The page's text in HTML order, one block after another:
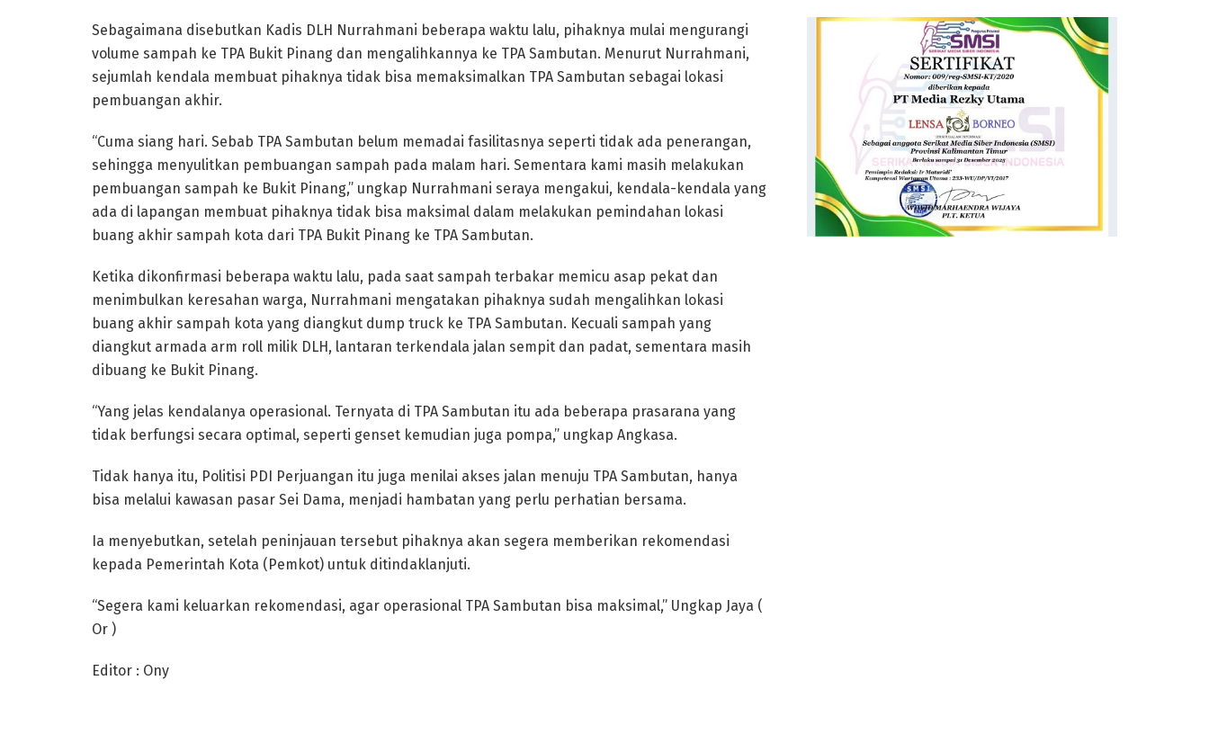
Sebagaimana disebutkan Kadis DLH Nurrahmani beberapa waktu lalu, pihaknya mulai mengurangi
volume sampah ke TPA Bukit Pinang dan mengalihkannya ke TPA Sambutan. Menurut Nurrahmani,
sejumlah kendala membuat pihaknya tidak bisa memaksimalkan TPA Sambutan sebagai lokasi
pembuangan akhir.
“Cuma siang hari. Sebab TPA Sambutan belum memadai fasilitasnya seperti tidak ada penerangan,
sehingga menyulitkan pembuangan sampah pada malam hari. Sementara kami masih melakukan
pembuangan sampah ke Bukit Pinang,” ungkap Nurrahmani seraya mengakui, kendala-kendala yang
ada di lapangan membuat pihaknya tidak bisa maksimal dalam melakukan pemindahan lokasi
buang akhir sampah kota dari TPA Bukit Pinang ke TPA Sambutan.
Ketika dikonfirmasi beberapa waktu lalu, pada saat sampah terbakar memicu asap pekat dan
menimbulkan keresahan warga, Nurrahmani mengatakan pihaknya sudah mengalihkan lokasi
buang akhir sampah kota yang diangkut dump truck ke TPA Sambutan. Kecuali sampah yang
diangkut armada arm roll milik DLH, lantaran terkendala jalan sempit dan padat, sementara masih
dibuang ke Bukit Pinang.
“Yang jelas kendalanya operasional. Ternyata di TPA Sambutan itu ada beberapa prasarana yang
tidak berfungsi secara optimal, seperti genset kemudian juga pompa,” ungkap Angkasa.
Tidak hanya itu, Politisi PDI Perjuangan itu juga menilai akses jalan menuju TPA Sambutan, hanya
bisa melalui kawasan pasar Sei Dama, menjadi hambatan yang perlu perhatian bersama.
Ia menyebutkan, setelah peninjauan tersebut pihaknya akan segera memberikan rekomendasi
kepada Pemerintah Kota (Pemkot) untuk ditindaklanjuti.
“Segera kami keluarkan rekomendasi, agar operasional TPA Sambutan bisa maksimal,” Ungkap Jaya (
Or )
Editor : Ony